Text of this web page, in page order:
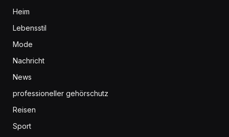
Heim
Lebensstil
Mode
Nachricht
News
professioneller gehörschutz
Reisen
Sport